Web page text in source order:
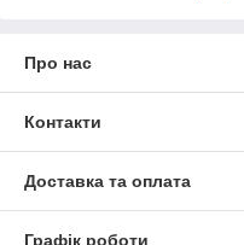
Про нас
Контакти
Доставка та оплата
Графік роботи